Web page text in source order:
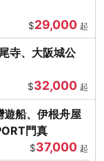
$29,000 起
寺、大阪城公
$32,000 起
船、伊根舟屋
門真
$37,000 起